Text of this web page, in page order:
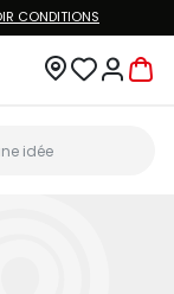
CONDITIONS